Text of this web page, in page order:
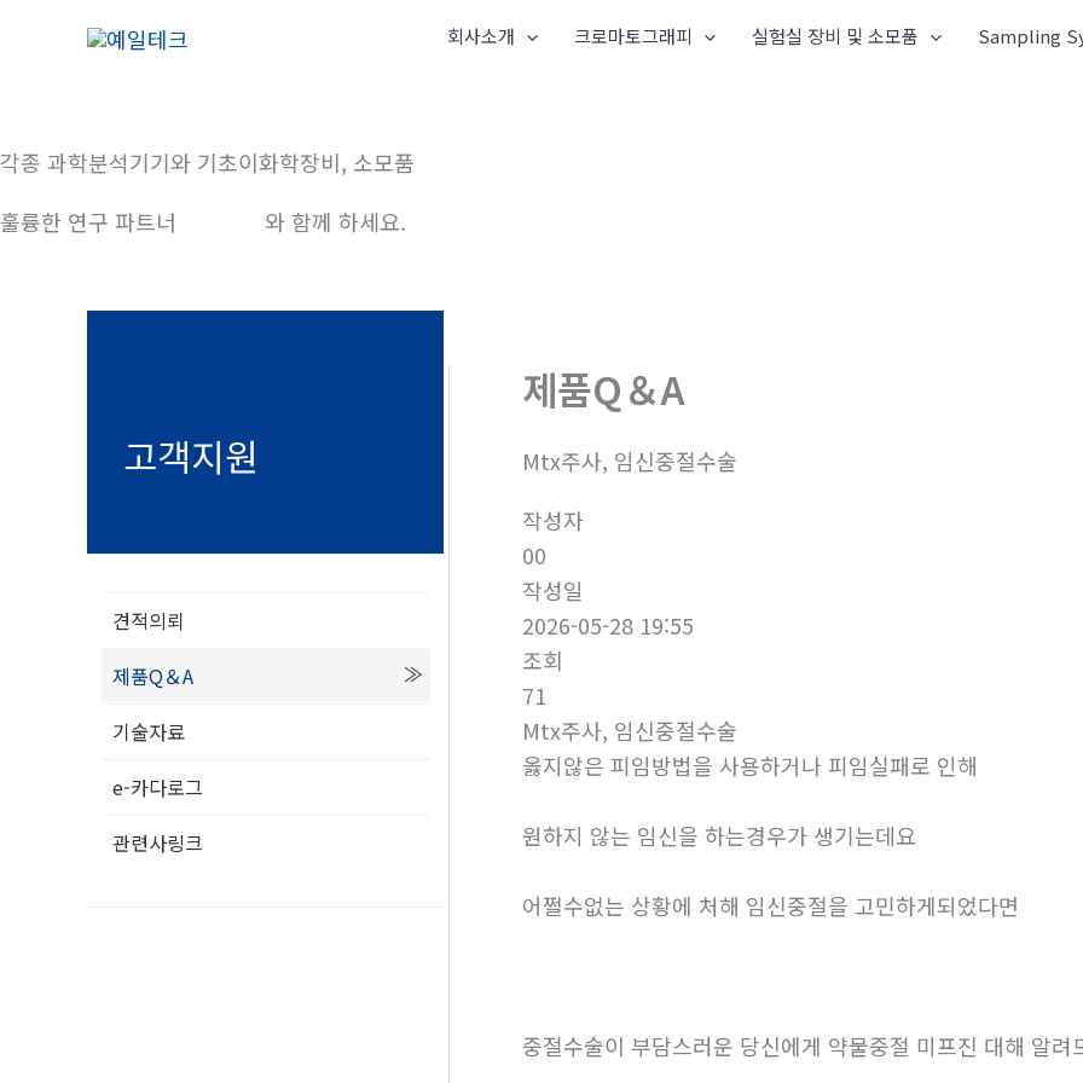
건
뛰
회사소개 크로마토그래피 실험실 장비 및 소모품 Sampling
각종 과학분석기기와 기초이화학장비, 소모품
훌륭한 연구 파트너
와 함께 하세요.
고객지원
견적의뢰
제품Q＆A
기술자료
e-카다로그
관련사링크
제품Q＆A
Mtx주사, 임신중절수술
작성자
00
작성일
2026-05-28 19:55
조회
71
Mtx주사, 임신중절수술
옳지않은 피임방법을 사용하거나 피임실패로 인해
원하지 않는 임신을 하는경우가 생기는데요
어쩔수없는 상황에 처해 임신중절을 고민하게되었다면
중절수술이 부담스러운 당신에게 약물중절 미프진 대해 알려